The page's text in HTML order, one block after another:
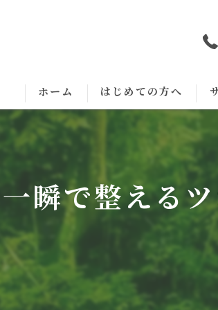
ホーム はじめての方へ
瞬で整える